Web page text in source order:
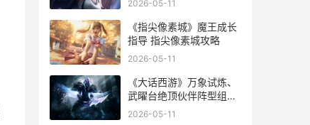
2026-05-11
《指尖像素城》魔王成长
指导 指尖像素城攻略
2026-05-11
《大话西游》万象试炼、
武曜台绝顶伙伴阵型组合
《大话西游》万妖女王张
2026-05-11